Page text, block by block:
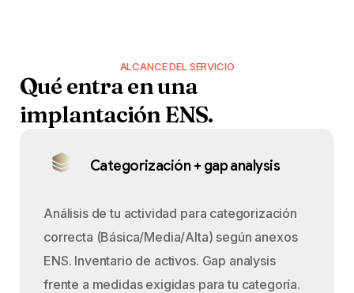
ALCANCE DEL SERVICIO
Qué entraenuna
implantación ENS.
Categorización + gap analysis
Análisis de tu actividad para categorización
correcta (Básica/Media/Alta) según anexos
ENS. Inventario de activos. Gap analysis
frente a medidas exigidas para tu categoría.